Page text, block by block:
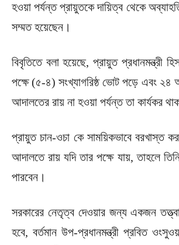
হওয়া পর্যন্ত প্রায়ুতকে দায়িত্ব থেকে
সম্মত হয়েছেন।
বিবৃতিতে বলা হয়েছে, প্রায়ুত প্রধানমন্ত্রী
পক্ষে (৫-৪) সংখ্যাগরিষ্ঠ ভোট পড়ে এবং
আদালতের রায় না হওয়া পর্যন্ত তা কার্যকর
প্রায়ুত চান-ওচা কে সাময়িকভাবে বরখাস্ত
আদালতে রায় যদি তার পক্ষে যায়, তাহলে
পারবেন।
সরকারের নেতৃত্ব দেওয়ার জন্য একজন
হবে, বর্তমান উপ-প্রধানমন্ত্রী প্রবিত